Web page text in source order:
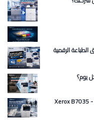
الرقمية
يوم؟
Xerox B7035 الحل التكنولوجي لجميع ملفات العمل: تصوير - طباعة -